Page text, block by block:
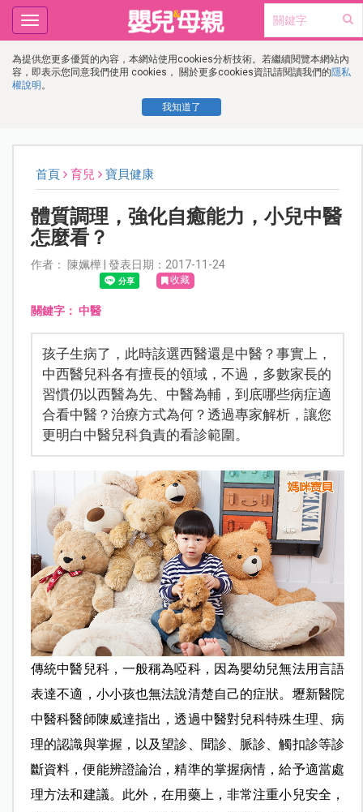
為提供您更多優質的內容，本網站使用cookies分析技術。若繼續閱覽本網站內
容，即表示您同意我們使用 cookies， 關於更多cookies資訊請閱讀我們的隱私
權說明 。
我知道了
Toggle
navigation
首頁 育兒 寶貝健康
體質調理，強化自癒能力，小兒中醫
怎麼看？
作者： 陳姵樺 | 發表日期：2017-11-24
收藏
關鍵字： 中醫
孩子生病了，此時該選西醫還是中醫？事實上，
中西醫兒科各有擅長的領域，不過，多數家長的
習慣仍以西醫為先、中醫為輔，到底哪些病症適
合看中醫？治療方式為何？透過專家解析，讓您
更明白中醫兒科負責的看診範圍。
傳統中醫兒科，一般稱為啞科，因為嬰幼兒無法用言語
表達不適，小小孩也無法說清楚自己的症狀。壢新醫院
中醫科醫師陳威達指出，透過中醫對兒科特殊生理、病
理的認識與掌握，以及望診、聞診、脈診、觸扣診等診
斷資料，便能辨證論治，精準的掌握病情，給予適當處
理方法和建議。此外，在用藥上，非常注重小兒安全，